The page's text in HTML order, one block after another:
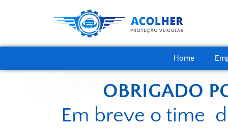
Home
OBRIGADO
Em breve o time